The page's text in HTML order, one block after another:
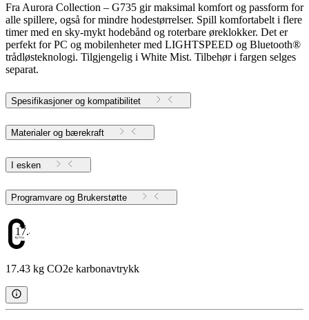
Fra Aurora Collection – G735 gir maksimal komfort og passform for
alle spillere, også for mindre hodestørrelser. Spill komfortabelt i flere
timer med en sky-mykt hodebånd og roterbare øreklokker. Det er
perfekt for PC og mobilenheter med LIGHTSPEED og Bluetooth®
trådløsteknologi. Tilgjengelig i White Mist. Tilbehør i fargen selges
separat.
Spesifikasjoner og kompatibilitet
Materialer og bærekraft
I esken
Programvare og Brukerstøtte
17.43
17.43 kg CO2e karbonavtrykk